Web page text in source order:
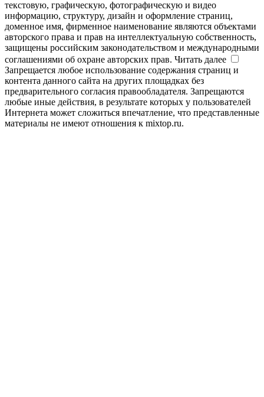
текстовую, графическую, фотографическую и видео
информацию, структуру, дизайн и оформление страниц,
доменное имя, фирменное наименование являются объектами
авторского права и прав на интеллектуальную собственность,
защищены российским законодательством и международными
соглашениями об охране авторских прав. Читать далее
Запрещается любое использование содержания страниц и
контента данного сайта на других площадках без
предварительного согласия правообладателя. Запрещаются
любые иные действия, в результате которых у пользователей
Интернета может сложиться впечатление, что представленные
материалы не имеют отношения к mixtop.ru.